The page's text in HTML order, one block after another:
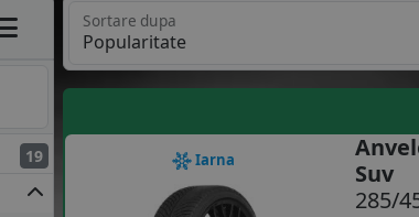
19
Sortare dupa
Iarna
Suv
285/